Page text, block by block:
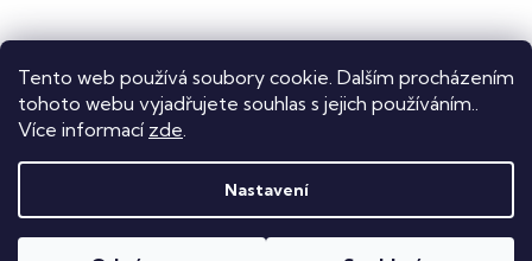
Tento web používá soubory cookie. Dalším procházením
tohoto webu vyjadřujete souhlas s jejich používáním..
Více informací zde.
Nastavení
Shoptet
Copyright 2026Dastech s.r.o.. Všechna práva vyhrazena.
Upravit nastavení cookies